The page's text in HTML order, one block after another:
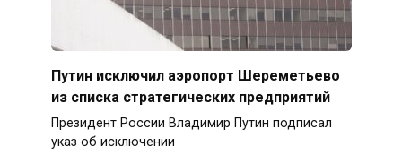
Путин исключил аэропорт Шереметьево
из списка стратегических предприятий
Президент России Владимир Путин подписал
указ об исключении